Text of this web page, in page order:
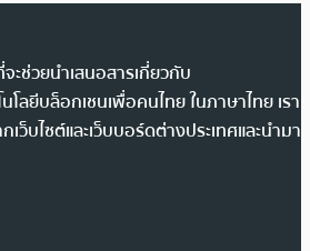
ะช่วยนำเสนอสารเกี่ยวกับ
โลยีบล็อกเชนเพื่อคนไทย ในภาษาไทย เรา
บไซต์และเว็บบอร์ดต่างประเทศและนำมา